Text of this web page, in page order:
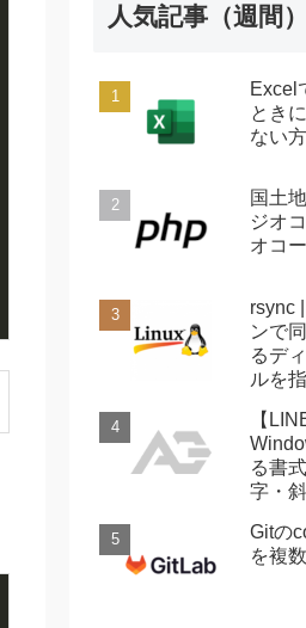
人気記事（週間）
Excel
とき
ない
国土
ジオ
オコ
rsync
ンで
るデ
ルを
【
る書
字・
Gitの
を複